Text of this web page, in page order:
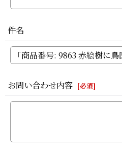
件名
お問い合わせ内容 [必須]